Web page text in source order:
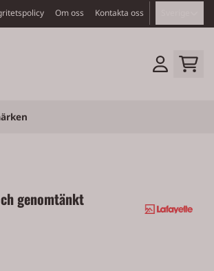
Om oss Kontakta oss
genomtänkt